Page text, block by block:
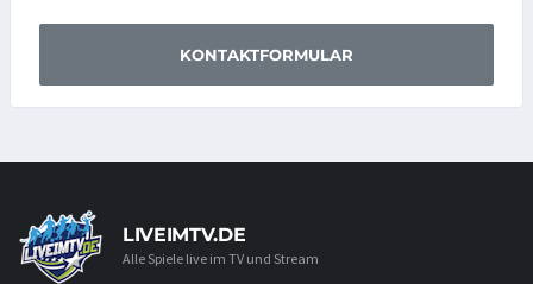
KONTAKTFORMULAR
LIVEIMTV.DE
Alle Spiele live im TV und Stream